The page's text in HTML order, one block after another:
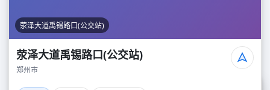
荥泽大道禹锡路口(公交站)
荥泽大道禹锡路口(公交站)
郑州市